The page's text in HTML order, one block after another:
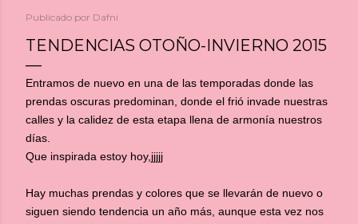
Publicado por Dafni
TENDENCIAS OTOÑO-INVIERNO 2015
Entramos de nuevo en una de las temporadas donde las
prendas oscuras predominan, donde el frió invade nuestras
calles y la calidez de esta etapa llena de armonía nuestros
días.
Que inspirada estoy hoy,jjjjj
Hay muchas prendas y colores que se llevarán de nuevo o
siguen siendo tendencia un año más, aunque esta vez nos